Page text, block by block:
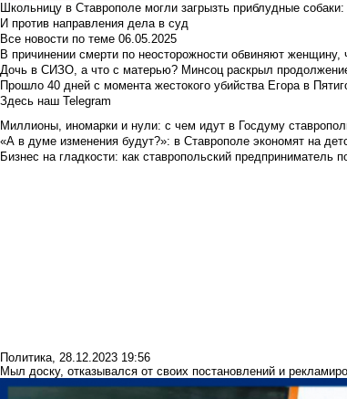
Школьницу в Ставрополе могли загрызть приблудные
И против направления дела в суд
Все новости по теме 06.05.2025
В причинении смерти по неосторожности обвиняют женщину,
Дочь в СИЗО, а что с матерью? Минсоц раскрыл
Прошло 40 дней с момента жестокого убийства Егора в
Здесь наш Telegram
Миллионы, иномарки и нули: с чем идут в Госдуму
«А в думе изменения будут?»: в Ставрополе экономят на
Бизнес на гладкости: как ставропольский
Политика, 28.12.2023 19:56
Мыл доску, отказывался от своих постановлений и